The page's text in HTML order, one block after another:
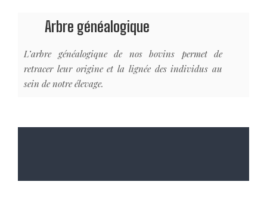
Arbre généalogique
L’arbre généalogique de nos bovins permet de
retracer leur origine et la lignée des individus au
sein de notre élevage.